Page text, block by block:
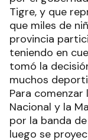
Tigre, y que
que miles de
provincia
teniendo en
tomó la
muchos
Para
Nacional y la
por la banda
luego se